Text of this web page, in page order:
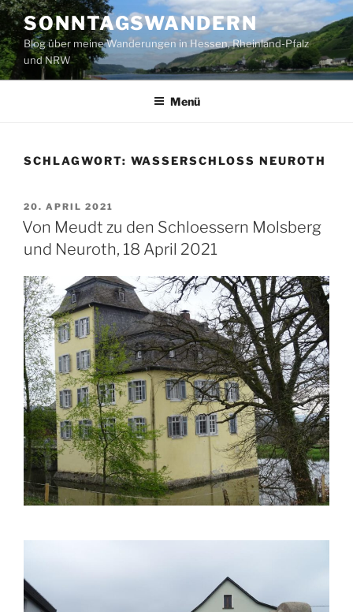
Zum
Inhalt
springen
SONNTAGSWANDERN
Blog über meine Wanderungen in Hessen, Rheinland-Pfalz
und NRW
Menü
SCHLAGWORT: WASSERSCHLOSS NEUROTH
VERÖFFENTLICHT
AM
20. APRIL 2021
Von Meudt zu den Schloessern Molsberg
und Neuroth, 18 April 2021